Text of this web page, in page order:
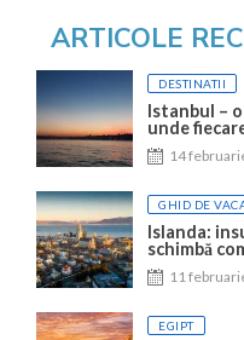
ARTICOLE
DESTINATII
Istanbul –
unde
14
GHID DE
Islanda:
schimbă
11
EGIPT